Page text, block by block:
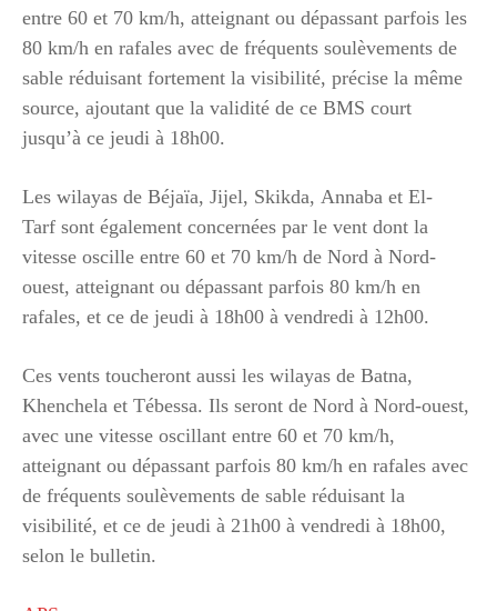
entre 60 et 70 km/h, atteignant ou dépassant parfois les
80 km/h en rafales avec de fréquents soulèvements de
sable réduisant fortement la visibilité, précise la même
source, ajoutant que la validité de ce BMS court
jusqu’à ce jeudi à 18h00.
Les wilayas de Béjaïa, Jijel, Skikda, Annaba et El-
Tarf sont également concernées par le vent dont la
vitesse oscille entre 60 et 70 km/h de Nord à Nord-
ouest, atteignant ou dépassant parfois 80 km/h en
rafales, et ce de jeudi à 18h00 à vendredi à 12h00.
Ces vents toucheront aussi les wilayas de Batna,
Khenchela et Tébessa. Ils seront de Nord à Nord-ouest,
avec une vitesse oscillant entre 60 et 70 km/h,
atteignant ou dépassant parfois 80 km/h en rafales avec
de fréquents soulèvements de sable réduisant la
visibilité, et ce de jeudi à 21h00 à vendredi à 18h00,
selon le bulletin.